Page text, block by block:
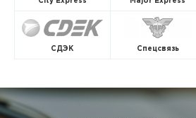
СДЭК Спецсвязь